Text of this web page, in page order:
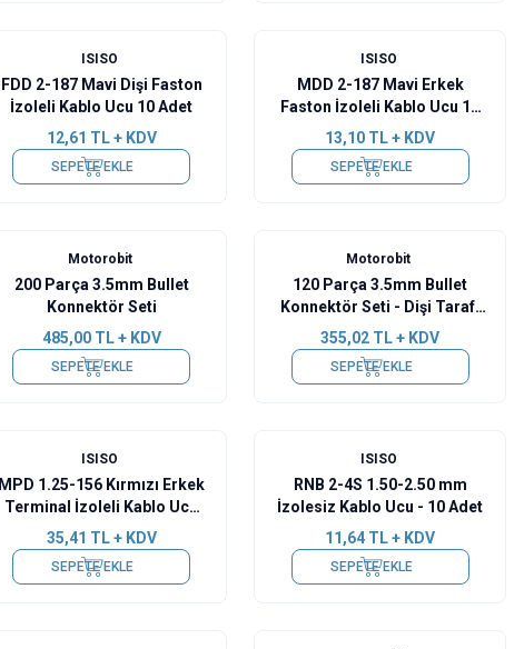
ISISO
FDD 2-187 Mavi Dişi Faston
İzoleli Kablo Ucu 10 Adet
12,61 TL + KDV
SEPETE EKLE
ISISO
MDD 2-187 Mavi Erkek
Faston İzoleli Kablo Ucu 10
Adet
13,10 TL + KDV
SEPETE EKLE
Motorobit
200 Parça 3.5mm Bullet
Konnektör Seti
485,00TL + KDV
SEPETE EKLE
Motorobit
120 Parça 3.5mm Bullet
Konnektör Seti - Dişi Tarafı
2'li
355,02 TL + KDV
SEPETE EKLE
ISISO
MPD 1.25-156 Kırmızı Erkek
Terminal İzoleli Kablo Ucu
10 Adet
35,41 TL + KDV
SEPETE EKLE
ISISO
RNB 2-4S 1.50-2.50 mm
İzolesiz Kablo Ucu - 10 Adet
11,64 TL + KDV
SEPETE EKLE